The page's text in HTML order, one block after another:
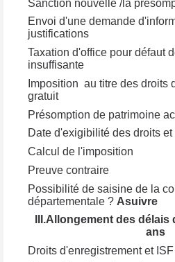
Sanction nouvelle /la
Envoi d'une demande
justifications
Taxation d'office pour défaut
insuffisante
Imposition au titre des droits
gratuit
Présomption de patrimoine
Date d'exigibilité des droits
Calcul de l'imposition
Preuve contraire
Possibilité de saisine de la
départementale ? Asuivre
III.Allongement des délais
ans
Droits d'enregistrement et ISF